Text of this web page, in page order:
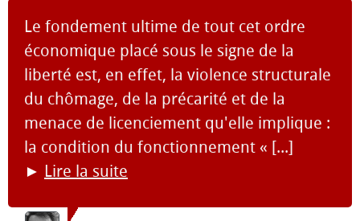
Le fondement ultime de tout cet ordre
économique placé sous le signe de la
liberté est, en effet, la violence structurale
du chômage, de la précarité et de la
menace de licenciement qu'elle implique :
la condition du fonctionnement « [...]
► Lire la suite